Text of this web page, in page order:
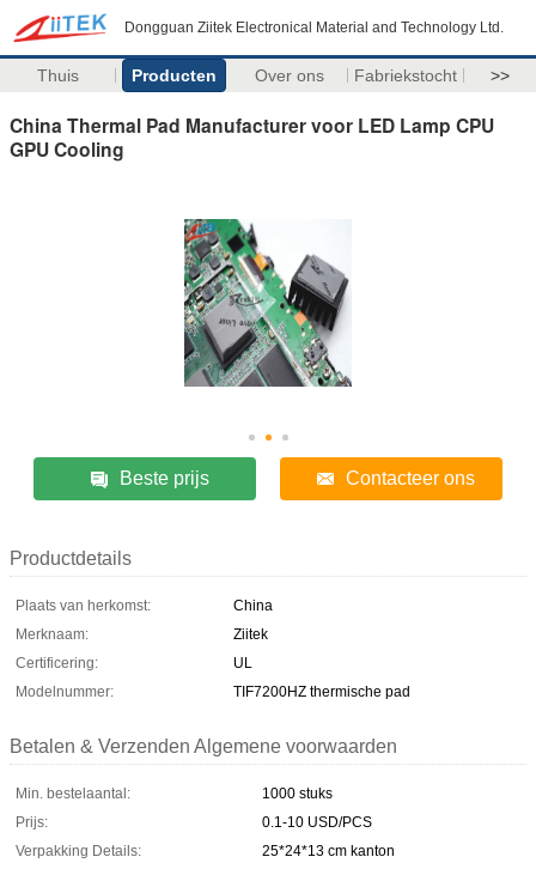
Dongguan Ziitek Electronical Material and Technology Ltd.
Thuis Producten Over ons Fabriekstocht >>
China Thermal Pad Manufacturer voor LED Lamp CPU
GPU Cooling
Beste prijs Contacteer ons
Productdetails
Plaats van herkomst:
China
Merknaam:
Ziitek
Certificering:
UL
Modelnummer:
TIF7200HZ thermische pad
Betalen & Verzenden Algemene voorwaarden
Min. bestelaantal:
1000 stuks
Prijs:
0.1-10 USD/PCS
Verpakking Details:
25*24*13 cm kanton